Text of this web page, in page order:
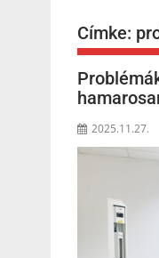
Címke:
2025.11.27.